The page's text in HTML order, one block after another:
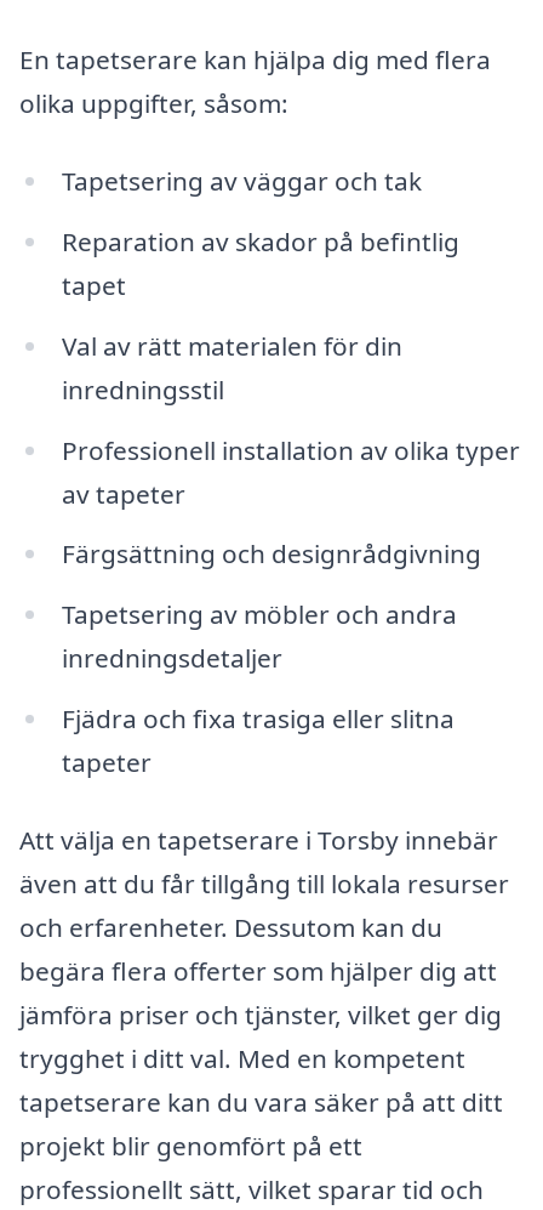
En tapetserare kan hjälpa dig med flera
olika uppgifter, såsom:
Tapetsering av väggar och tak
Reparation av skador på befintlig
tapet
Val av rätt materialen för din
inredningsstil
Professionell installation av olika typer
av tapeter
Färgsättning och designrådgivning
Tapetsering av möbler och andra
inredningsdetaljer
Fjädra och fixa trasiga eller slitna
tapeter
Att välja en tapetserare i Torsby innebär
även att du får tillgång till lokala resurser
och erfarenheter. Dessutom kan du
begära flera offerter som hjälper dig att
jämföra priser och tjänster, vilket ger dig
trygghet i ditt val. Med en kompetent
tapetserare kan du vara säker på att ditt
projekt blir genomfört på ett
professionellt sätt, vilket sparar tid och